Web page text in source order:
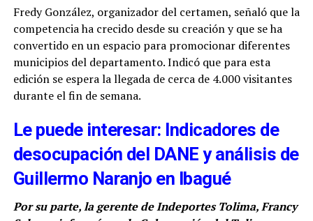
Fredy González, organizador del certamen, señaló que la
competencia ha crecido desde su creación y que se ha
convertido en un espacio para promocionar diferentes
municipios del departamento. Indicó que para esta
edición se espera la llegada de cerca de 4.000 visitantes
durante el fin de semana.
Le puede interesar: Indicadores de
desocupación del DANE y análisis de
Guillermo Naranjo en Ibagué
Por su parte, la gerente de Indeportes Tolima, Francy